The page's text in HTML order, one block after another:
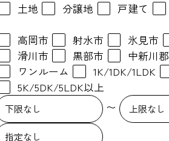
土地 分譲地 戸建て
高岡市 射水市 氷見市
滑川市
黒部市 中新川郡
ワンルーム 1K/1DK/1LDK
5K/5DK/5LDK以上
〜